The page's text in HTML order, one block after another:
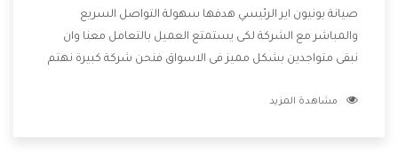
صيانة يونيون اير الرئيسي هدفها سهولة التواصل السريع
والمباشر مع الشركة لكى يستمتع العميل بالتعامل معنا وان
نبقى متواجدين بشكل مميز فى الاسواق فنحن شركة كبيرة نهتم
الشركة بها والتى تكون منها خدمة الصيانة التى تكون من أهم
مشاهدة المزيد